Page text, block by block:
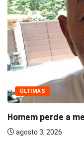
ÚLTIMAS
Homem perde a
agosto 3, 2026